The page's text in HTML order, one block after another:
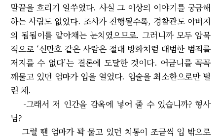
말끝을 흐리기 일쑤였다. 사실 그 이상의 이야기를 궁금해
하는 사람도 없었다. 조사가 진행될수록, 경찰관도 아버지
의 됨됨이를 알아채는 눈치였으므로. 그러니까 모두 암묵
적으로 ‘신만호 같은 사람은 절대 방화처럼 대범한 범죄를
저지를 수 없다’는 결론에 도달한 것이다. 어금니를 꼭꼭
깨물고 있던 엄마가 입을 열었다. 입술을 최소한으로만 벌
린 채.
-그래서 저 인간을 감옥에 넣어 줄 수 있습니까? 형사
님?
그럴 땐 엄마가 꽉 물고 있던 치통이 조금씩 입 밖으로